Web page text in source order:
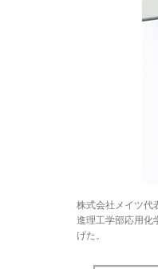
株式会社メイツ代
進理工学部応用化
げた。